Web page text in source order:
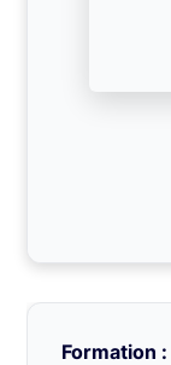
Formation :